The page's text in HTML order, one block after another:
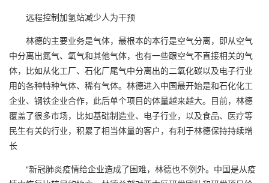
远程控制加氢站减少人为干预
林德的主要业务是气体，最根本的本行是空气分离，即从空气
中分离出氮气、氧气和其他气体，也有一些跟空气不直接相关的气
体，比如从化工厂、石化厂尾气中分离出的二氧化碳以及电子行业
用的各种特种气体、稀有气体。林德进入中国最开始是和石化化工
企业、钢铁企业合作，此后单个项目的体量越来越大。目前，林德
覆盖了很多市场，比如基础制造业、电子行业，以及食品、医疗等
民生有关的行业，积累了相当体量的客户，有利于林德保持持续增
长
“新冠肺炎疫情给企业造成了困难，林德也不例外。中国是从疫